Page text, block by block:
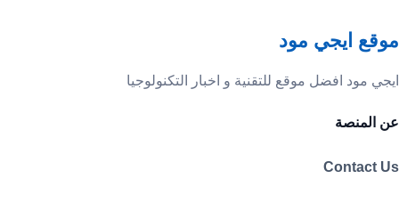
موقع ايجي مود
ايجي مود افضل موقع للتقنية و اخبار التكنولوجيا
عن المنصة
Contact Us